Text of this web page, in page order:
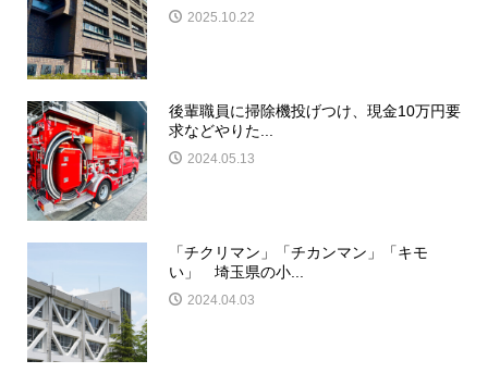
2025.10.22
後輩職員に掃除機投げつけ、現金10万円要
求などやりた...
2024.05.13
「チクリマン」「チカンマン」「キモ
い」 埼玉県の小...
2024.04.03